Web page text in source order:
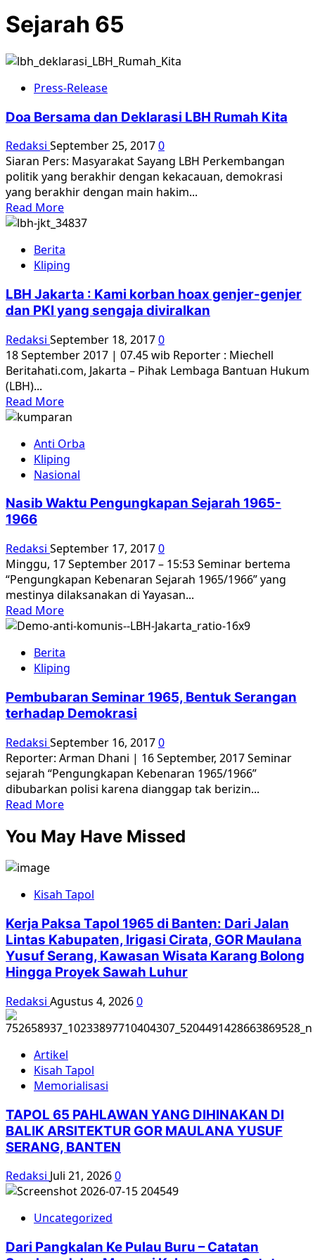
Sejarah 65
Press-Release
Doa Bersama dan Deklarasi LBH Rumah Kita
Redaksi September 25, 20170
Siaran Pers: Masyarakat Sayang LBH Perkembangan
politik yang berakhir dengan kekacauan, demokrasi
yang berakhir dengan main hakim...
Read MoreRead
more
Doa
Bersama
Deklarasi
LBH
Kita
Berita
Kliping
LBH Jakarta : Kami korban hoax genjer-genjer
dan PKI yang sengaja diviralkan
Redaksi September 18, 20170
18 September 2017 | 07.45 wib Reporter : Miechell
Beritahati.com, Jakarta – Pihak Lembaga Bantuan Hukum
(LBH)...
Read MoreRead
more
LBH
Jakarta
:
korban
genjer
dan
PKI
yang
sengaja
diviralkan
Anti Orba
Kliping
Nasional
Nasib Waktu Pengungkapan Sejarah 1965-
1966
Redaksi September 17, 20170
Minggu, 17 September 2017 – 15:53 Seminar bertema
“Pengungkapan Kebenaran Sejarah 1965/1966” yang
mestinya dilaksanakan di Yayasan...
Read MoreRead
more
Nasib
Waktu
Sejarah
1965-
Berita
Kliping
Pembubaran Seminar 1965, Bentuk Serangan
terhadap Demokrasi
Redaksi September 16, 20170
Reporter: Arman Dhani | 16 September, 2017 Seminar
sejarah “Pengungkapan Kebenaran 1965/1966”
dibubarkan polisi karena dianggap tak berizin...
Read MoreRead
about
Pembubaran
Bentuk
terhadap
Demokrasi
You May Have Missed
Kisah Tapol
Kerja Paksa Tapol 1965 di Banten: Dari Jalan
Lintas Kabupaten, Irigasi Cirata, GOR Maulana
Yusuf Serang, Kawasan Wisata Karang Bolong
Hingga Proyek Sawah Luhur
Redaksi Agustus 4, 20260
Artikel
Kisah Tapol
Memorialisasi
TAPOL 65 PAHLAWAN YANG DIHINAKAN DI
BALIK ARSITEKTUR GOR MAULANA YUSUF
SERANG, BANTEN
Redaksi Juli 21, 20260
Uncategorized
Dari Pangkalan Ke Pulau Buru – Catatan